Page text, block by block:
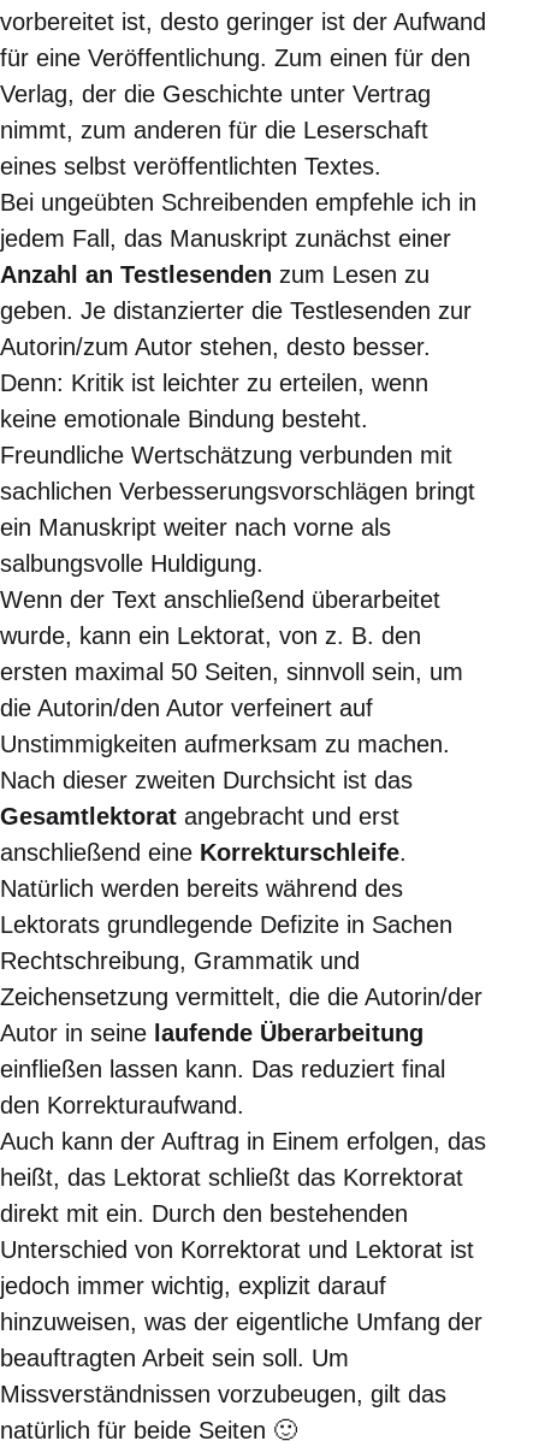
vorbereitet ist, desto geringer ist der Aufwand
für eine Veröffentlichung. Zum einen für den
Verlag, der die Geschichte unter Vertrag
nimmt, zum anderen für die Leserschaft
eines selbst veröffentlichten Textes.
Bei ungeübten Schreibenden empfehle ich in
jedem Fall, das Manuskript zunächst einer
Anzahl an Testlesenden zum Lesen zu
geben. Je distanzierter die Testlesenden zur
Autorin/zum Autor stehen, desto besser.
Denn: Kritik ist leichter zu erteilen, wenn
keine emotionale Bindung besteht.
Freundliche Wertschätzung verbunden mit
sachlichen Verbesserungsvorschlägen bringt
ein Manuskript weiter nach vorne als
salbungsvolle Huldigung.
Wenn der Text anschließend überarbeitet
wurde, kann ein Lektorat, von z. B. den
ersten maximal 50 Seiten, sinnvoll sein, um
die Autorin/den Autor verfeinert auf
Unstimmigkeiten aufmerksam zu machen.
Nach dieser zweiten Durchsicht ist das
Gesamtlektorat angebracht und erst
anschließend eine Korrekturschleife.
Natürlich werden bereits während des
Lektorats grundlegende Defizite in Sachen
Rechtschreibung, Grammatik und
Zeichensetzung vermittelt, die die Autorin/der
Autor in seine laufende Überarbeitung
einfließen lassen kann. Das reduziert final
den Korrekturaufwand.
Auch kann der Auftrag in Einem erfolgen, das
heißt, das Lektorat schließt das Korrektorat
direkt mit ein. Durch den bestehenden
Unterschied von Korrektorat und Lektorat ist
jedoch immer wichtig, explizit darauf
hinzuweisen, was der eigentliche Umfang der
beauftragten Arbeit sein soll. Um
Missverständnissen vorzubeugen, gilt das
natürlich für beide Seiten 🙂